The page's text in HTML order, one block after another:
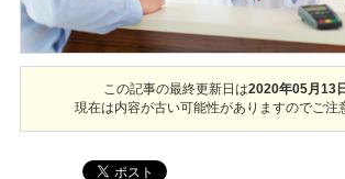
この記事の最終更新日は2020年05月13
現在は内容が古い可能性がありますのでご注